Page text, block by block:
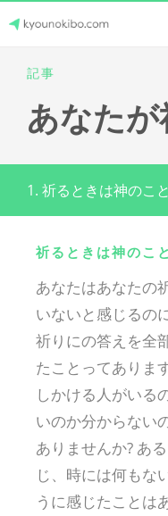
content
Japanese Journey
記事
あなた
1. 祈るときは神のこ
祈るときは神のこ
あなたはあなたの
いないと感じるの
祈りにの答えを全
たことってありま
しかける人がいる
いのか分からない
ありませんか? あ
じ、時には何もな
うに感じたことは